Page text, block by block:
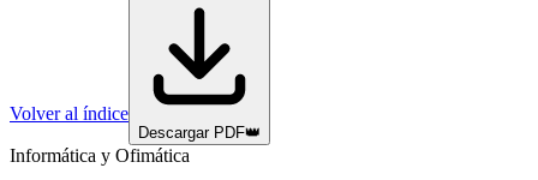
Volver al índice
Descargar PDF👑
Informática y Ofimática